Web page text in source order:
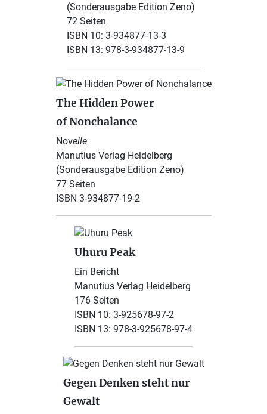
(Sonderausgabe Edition Zeno)
72 Seiten
ISBN 10: 3-934877-13-3
ISBN 13: 978-3-934877-13-9
The Hidden Power
of Nonchalance
Novelle
Manutius Verlag Heidelberg
(Sonderausgabe Edition Zeno)
77 Seiten
ISBN 3-934877-19-2
Uhuru Peak
Ein Bericht
Manutius Verlag Heidelberg
176 Seiten
ISBN 10: 3-925678-97-2
ISBN 13: 978-3-925678-97-4
Gegen Denken steht nur
Gewalt